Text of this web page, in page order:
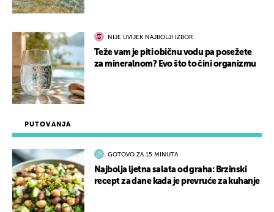
PUTOVANJA
GOTOVO ZA 15 MINUTA
Najbolja ljetna salata od graha: Brzinski
recept za dane kada je prevruće za kuhanje
NIJE UVIJEK NAJBOLJI IZBOR
Teže vam je piti običnu vodu pa posežete
za mineralnom? Evo što to čini organizmu